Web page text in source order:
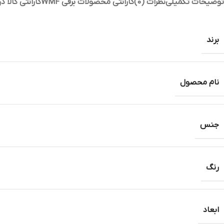
توضیحات تکمیلینظرات (0) گارانتی محصولات برقی WMF گارانتی
برند
نام محصول
جنس
رنگ
ابعاد